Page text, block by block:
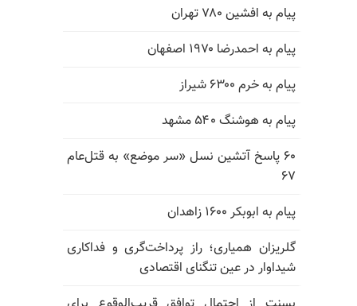
پیام به افشین ۷۸۰ تهران
پیام به احمدرضا ۱۹۷۰ اصفهان
پیام به خرم ۶۳۰۰ شیراز
پیام به هوشنگ ۵۴۰ مشهد
۶۰ پاسخ آتشین نسل «سر موضع» به قتل‌عام
۶۷
پیام به ابوبکر ۱۶۰۰ زاهدان
گلریزان همیاری؛ راز پرداخت‌گری و فداکاری
شیداوار در عین تنگنای اقتصادی